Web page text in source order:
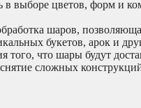
выборе цветов, форм и
шаров,
букетов, арок и
того, что шары будут
сложных